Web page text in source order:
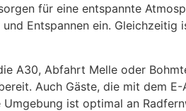
für eine entspannte
Entspannen ein.
A30, Abfahrt Melle oder
Auch Gäste, die mit dem
ist optimal an